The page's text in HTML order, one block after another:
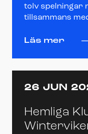
tolv spelningar
tillsammans
Läs mer
26 JUN
Hemliga